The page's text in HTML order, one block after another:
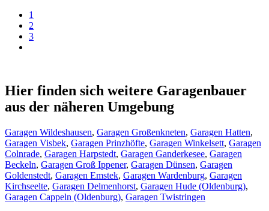
1
2
3
Hier finden sich weitere Garagenbauer
aus der näheren Umgebung
Garagen Wildeshausen, Garagen Großenkneten, Garagen Hatten,
Garagen Visbek, Garagen Prinzhöfte, Garagen Winkelsett, Garagen
Colnrade, Garagen Harpstedt, Garagen Ganderkesee, Garagen
Beckeln, Garagen Groß Ippener, Garagen Dünsen, Garagen
Goldenstedt, Garagen Emstek, Garagen Wardenburg, Garagen
Kirchseelte, Garagen Delmenhorst, Garagen Hude (Oldenburg),
Garagen Cappeln (Oldenburg), Garagen Twistringen